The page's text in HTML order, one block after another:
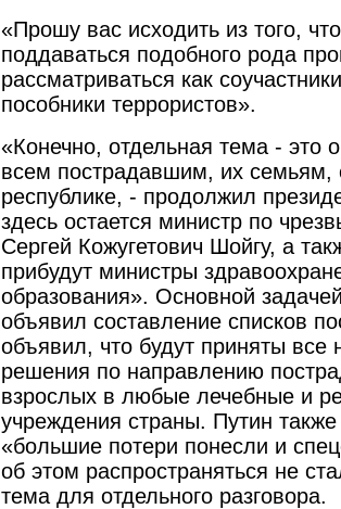
«Прошу вас исходить из того,
поддаваться подобного рода
рассматриваться как
пособники террористов».
«Конечно, отдельная тема - это
всем пострадавшим, их семьям,
республике, - продолжил
здесь остается министр по
Сергей Кожугетович Шойгу, а
прибудут министры
образования». Основной
объявил составление списков
объявил, что будут приняты все
решения по направлению
взрослых в любые лечебные и
учреждения страны. Путин
«большие потери понесли и
об этом распространяться не
тема для отдельного разговора.